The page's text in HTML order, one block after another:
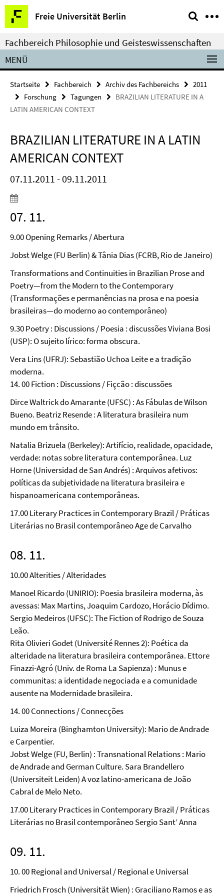
Springe
direkt
zu
Inhalt
Freie Universität Berlin
Service-
Navigation
Fachbereich Philosophie und Geisteswissenschaften
MENÜ
Startseite Fachbereich Archiv des Fachbereichs
2011
Forschung
Tagungen
BRAZILIAN LITERATURE IN A
LATIN AMERICAN CONTEXT
BRAZILIAN LITERATURE IN A LATIN
AMERICAN CONTEXT
07.11.2011 - 09.11.2011
07. 11.
9.00 Opening Remarks / Abertura
Jobst Welge (FU Berlin) & Tânia Dias (FCRB, Rio de Janeiro)
Transformations and Continuities in Brazilian Prose and
Poetry—from the Modern to the Contemporary
(Transformações e permanências na prosa e na poesia
brasileiras—do moderno ao contemporâneo)
9.30 Poetry : Discussions / Poesia : discussões Viviana Bosi
(USP): O sujeito lírico: forma obscura.
Vera Lins (UFRJ): Sebastião Uchoa Leite e a tradição
moderna.
14. 00 Fiction : Discussions / Fiçcão : discussões
Dirce Waltrick do Amarante (UFSC) : As Fábulas de Wilson
Bueno. Beatriz Resende : A literatura brasileira num
mundo em trânsito.
Natalia Brizuela (Berkeley): Artifício, realidade, opacidade,
verdade: notas sobre literatura contemporânea. Luz
Horne (Universidad de San Andrés) : Arquivos afetivos:
políticas da subjetividade na literatura brasileira e
hispanoamericana contemporâneas.
17.00 Literary Practices in Contemporary Brazil / Práticas
Literárias no Brasil contemporâneo Age de Carvalho
08. 11.
10.00 Alterities / Alteridades
Manoel Ricardo (UNIRIO): Poesia brasileira moderna, às
avessas: Max Martins, Joaquim Cardozo, Horácio Dídimo.
Sergio Medeiros (UFSC): The Fiction of Rodrigo de Souza
Leão.
Rita Olivieri Godet (Université Rennes 2): Poética da
alteridade na literatura brasileira contemporânea. Ettore
Finazzi-Agró (Univ. de Roma La Sapienza) : Munus e
communitas: a identidade negociada e a comunidade
ausente na Modernidade brasileira.
14. 00 Connections / Connecções
Luiza Moreira (Binghamton University): Mario de Andrade
e Carpentier.
Jobst Welge (FU, Berlin) : Transnational Relations : Mario
de Andrade and German Culture. Sara Brandellero
(Universiteit Leiden) A voz latino-americana de João
Cabral de Melo Neto.
17.00 Literary Practices in Contemporary Brazil / Práticas
Literárias no Brasil contemporâneo Sergio Sant’ Anna
09. 11.
10. 00 Regional and Universal / Regional e Universal
Friedrich Frosch (Universität Wien) : Graciliano Ramos e as